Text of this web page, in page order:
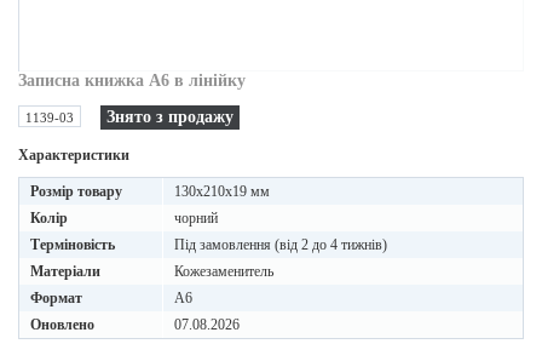
Записна книжка A6 в лінійку
1139-03 Знято з продажу
Характеристики
Розмір товару
130x210x19 мм
Колір
чорний
Терміновість
Під замовлення (від 2 до 4 тижнів)
Матеріали
Кожезаменитель
Формат
A6
Оновлено
07.08.2026